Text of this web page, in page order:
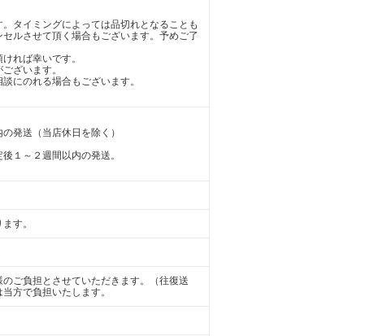
タイミングによっては品切れとなることも
ルさせて頂く場合もございます。予めご了
れば幸いです。
ざいます。
にのれる場合もございます。
発送（当店休日を除く）
１～２週間以内の発送。
す。
ご負担とさせていただきます。（往復送
方で負担いたします。